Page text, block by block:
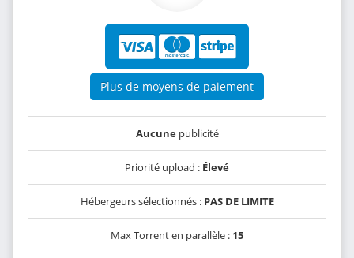
Plus de moyens de paiement
Aucunepublicité
Priorité upload : Élevé
Hébergeurs sélectionnés : PAS DE LIMITE
Max Torrent en parallèle : 15